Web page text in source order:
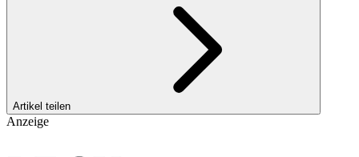
Artikel teilen
Anzeige